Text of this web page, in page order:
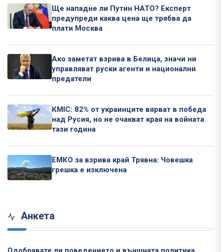
Ще нападне ли Путин НАТО? Експерт
предупреди каква цена ще трябва да
плати Москва
Ако заметат взрива в Белица, значи ни
управляват руски агенти и национални
предатели
КМІС: 82% от украинците вярват в победа
над Русия, но не очакват края на войната
тази година
ЕМКО за взрива край Трявна: Човешка
грешка е изключена
Анкета